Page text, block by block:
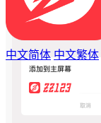
点击添加到主屏幕
中文简体 中文繁体